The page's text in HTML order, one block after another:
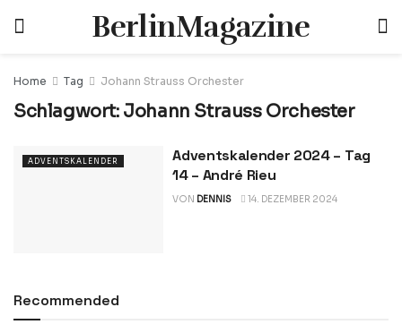
BerlinMagazine
Home Tag Johann Strauss Orchester
Schlagwort: Johann Strauss Orchester
ADVENTSKALENDER
Adventskalender 2024 – Tag
14 – André Rieu
VON DENNIS 14. DEZEMBER 2024
Recommended